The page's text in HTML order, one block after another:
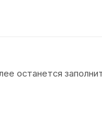
останется